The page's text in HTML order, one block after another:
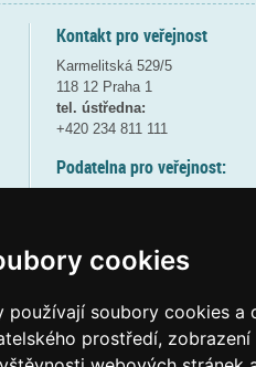
cookies
používají soubory cookies a
prostředí,
Kontakt pro veřejnost
Karmelitská 529/5
118 12 Praha 1
tel. ústředna:
+420 234 811 111
Podatelna pro veřejnost:
(více informací
Elektronická podatelna: